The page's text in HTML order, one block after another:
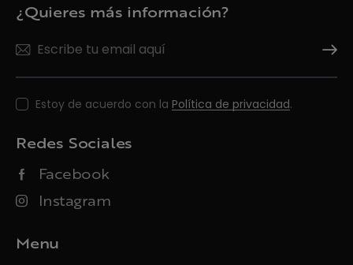
¿Quieres más información?
Estoy de acuerdo con la Política de privacidad.
Redes Sociales
Facebook
Instagram
Menu